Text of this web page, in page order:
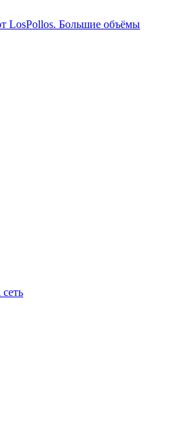
LosPollos. Большие объёмы